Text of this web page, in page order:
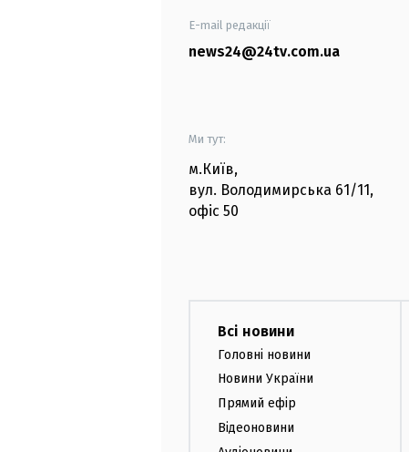
E-mail редакції
news24@24tv.com.ua
Ми тут:
м.Київ,
вул. Володимирська 61/11,
офіс 50
Всі новини
Головні новини
Новини України
Прямий ефір
Відеоновини